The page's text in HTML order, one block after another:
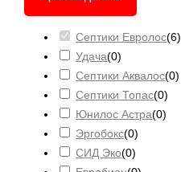
Септики Евролос(6)
Удача(0)
Септики Аквалос(0)
Септики Топас(0)
Юнилос Астра(0)
Эргобокс(0)
СИД Эко(0)